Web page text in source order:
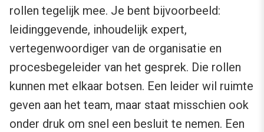
rollen tegelijk mee. Je bent bijvoorbeeld:
leidinggevende, inhoudelijk expert,
vertegenwoordiger van de organisatie en
procesbegeleider van het gesprek. Die rollen
kunnen met elkaar botsen. Een leider wil ruimte
geven aan het team, maar staat misschien ook
onder druk om snel een besluit te nemen. Een